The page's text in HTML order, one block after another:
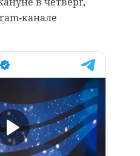
канале